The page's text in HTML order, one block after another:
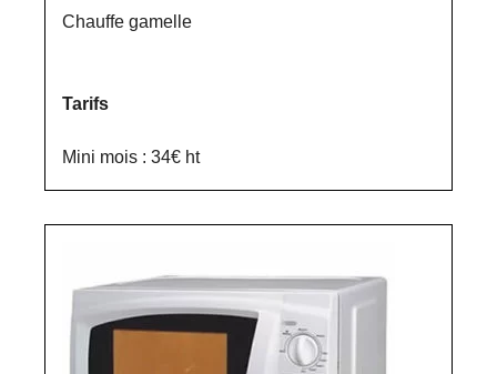
Chauffe gamelle
Tarifs
Mini mois : 34€ ht